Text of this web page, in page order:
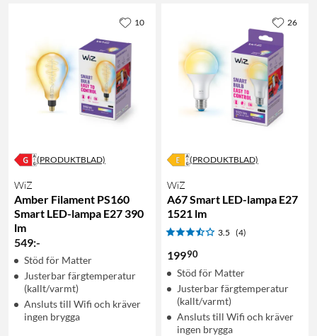
(PRODUKTBLAD)
WiZ
Amber Filament PS160
Smart LED-lampa E27 390
lm
549:-
Stöd för Matter
Justerbar färgtemperatur
(kallt/varmt)
Ansluts till Wifi och kräver
ingen brygga
10
(PRODUKTBLAD)
WiZ
A67 Smart LED-lampa E27
1521 lm
3.5 (4)
19990
Stöd för Matter
Justerbar färgtemperatur
(kallt/varmt)
Ansluts till Wifi och kräver
ingen brygga
26